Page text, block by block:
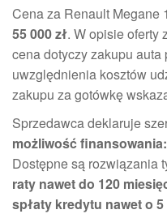
Cena za Renault Megane
55 000 zł. W opisie oferty
cena dotyczy zakupu
uwzględnienia kosztów
zakupu za gotówkę
Sprzedawca deklaruje
możliwość
Dostępne są rozwiązania
raty nawet do 120
spłaty kredytu nawet o